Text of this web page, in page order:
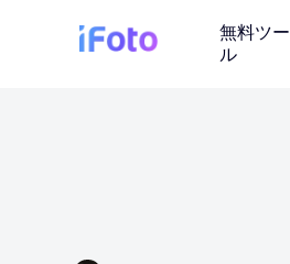
無料ツー
ル